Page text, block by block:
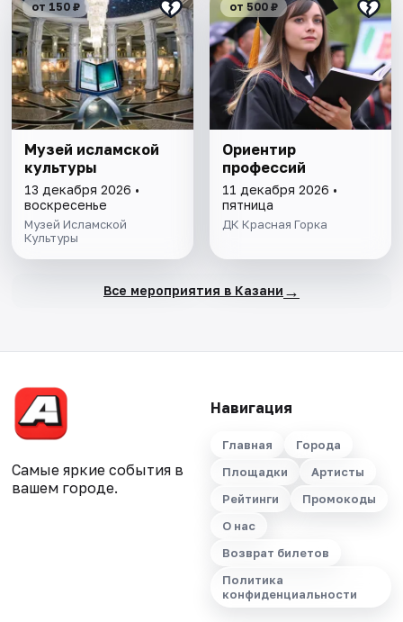
от 150 ₽
Музей исламской
культуры
13 декабря 2026 •
воскресенье
Музей Исламской
Культуры
от 500 ₽
Ориентир
профессий
11 декабря 2026 •
пятница
ДК Красная Горка
Все мероприятия в Казани →
Самые яркие события в
вашем городе.
Навигация
Главная
Города
Площадки
Артисты
Рейтинги
Промокоды
О нас
Возврат билетов
Политика
конфиденциальности